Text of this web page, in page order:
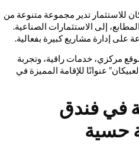
للاستثمار تدير مجموعة متنوعة من
إلى الاستثمارات الصناعية.
إدارة مشاريع كبيرة بفعالية.
مركزي، خدمات راقية، وتجربة
عنوانًا للإقامة المميزة في
في فندق
حسية